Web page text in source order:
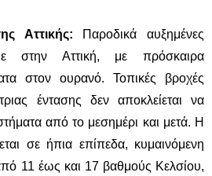
Αττικής: Παροδικά αυξημένες
στην Αττική, με πρόσκαιρα
στον ουρανό. Τοπικές βροχές
έντασης δεν αποκλείεται να
από το μεσημέρι και μετά. Η
σε ήπια επίπεδα, κυμαινόμενη
11 έως και 17 βαθμούς Κελσίου,